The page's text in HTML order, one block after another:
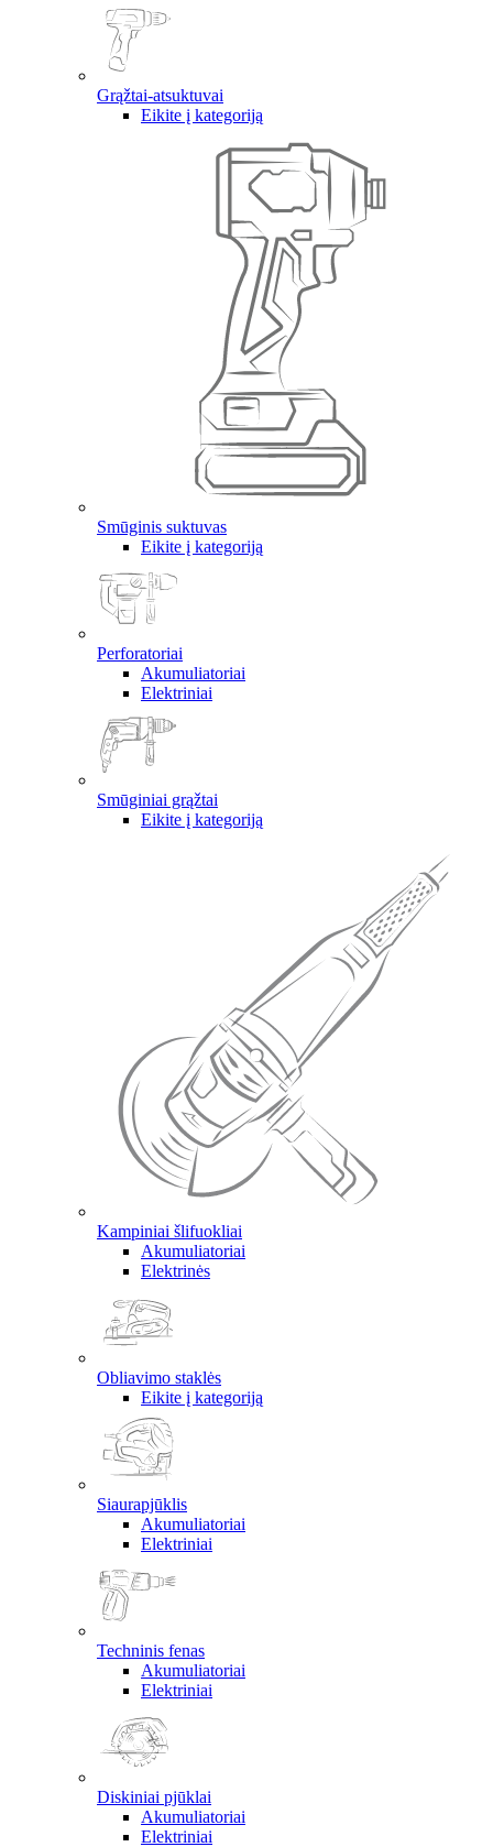
Grąžtai-atsuktuvai
Eikite į kategoriją
Smūginis suktuvas
Eikite į kategoriją
Perforatoriai
Akumuliatoriai
Elektriniai
Smūginiai grąžtai
Eikite į kategoriją
Kampiniai šlifuokliai
Akumuliatoriai
Elektrinės
Obliavimo staklės
Eikite į kategoriją
Siaurapjūklis
Akumuliatoriai
Elektriniai
Techninis fenas
Akumuliatoriai
Elektriniai
Diskiniai pjūklai
Akumuliatoriai
Elektriniai